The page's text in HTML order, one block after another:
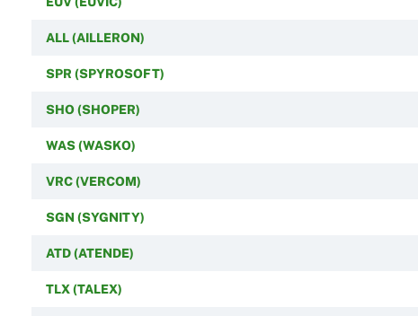
ALL (AILLERON)
SPR (SPYROSOFT)
SHO (SHOPER)
WAS (WASKO)
VRC (VERCOM)
SGN (SYGNITY)
ATD (ATENDE)
TLX (TALEX)